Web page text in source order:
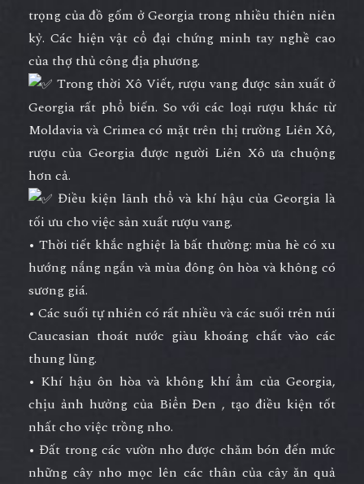
trọng của đồ gốm ở Georgia trong nhiều thiên niên
kỷ. Các hiện vật cổ đại chứng minh tay nghề cao
của thợ thủ công địa phương.
Trong thời Xô Viết, rượu vang được sản xuất ở
Georgia rất phổ biến. So với các loại rượu khác từ
Moldavia và Crimea có mặt trên thị trường Liên Xô,
rượu của Georgia được người Liên Xô ưa chuộng
hơn cả.
Điều kiện lãnh thổ và khí hậu của Georgia là
tối ưu cho việc sản xuất rượu vang.
• Thời tiết khắc nghiệt là bất thường: mùa hè có xu
hướng nắng ngắn và mùa đông ôn hòa và không có
sương giá.
• Các suối tự nhiên có rất nhiều và các suối trên núi
Caucasian thoát nước giàu khoáng chất vào các
thung lũng.
• Khí hậu ôn hòa và không khí ẩm của Georgia,
chịu ảnh hưởng của Biển Đen , tạo điều kiện tốt
nhất cho việc trồng nho.
• Đất trong các vườn nho được chăm bón đến mức
những cây nho mọc lên các thân của cây ăn quả